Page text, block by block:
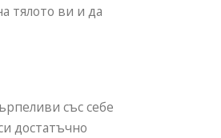
тялото ви и да
със себе
достатъчно